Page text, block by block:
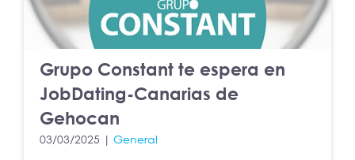
Grupo Constant te espera en
JobDating-Canarias de
Gehocan
03/03/2025 | General